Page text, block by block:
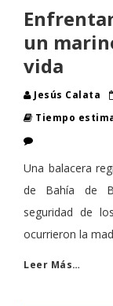
un
vida
Jesús Calata
Tiempo
Una balacera
de Bahía de
seguridad de
ocurrieron la
Leer Más…